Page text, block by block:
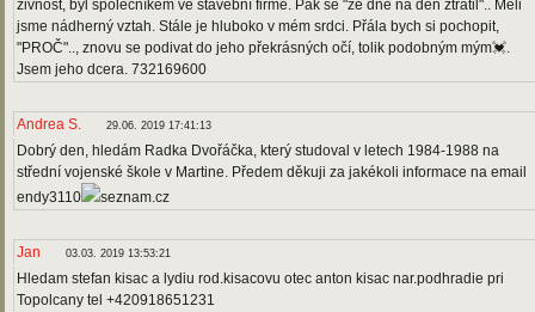
živnost, byl společníkem ve stavební firmě. Pak se "že dne na den ztratil".. Měli
jsme nádherný vztah. Stále je hluboko v mém srdci. Přála bych si pochopit,
"PROČ".., znovu se podivat do jeho překrásných očí, tolik podobným mým💓.
Jsem jeho dcera. 732169600
Andrea S. 29.06. 2019 17:41:13
Dobrý den, hledám Radka Dvořáčka, který studoval v letech 1984-1988 na
střední vojenské škole v Martine. Předem děkuji za jakékoli informace na email
endy3110
seznam.cz
Jan 03.03. 2019 13:53:21
Hledam stefan kisac a lydiu rod.kisacovu otec anton kisac nar.podhradie pri
Topolcany tel +420918651231